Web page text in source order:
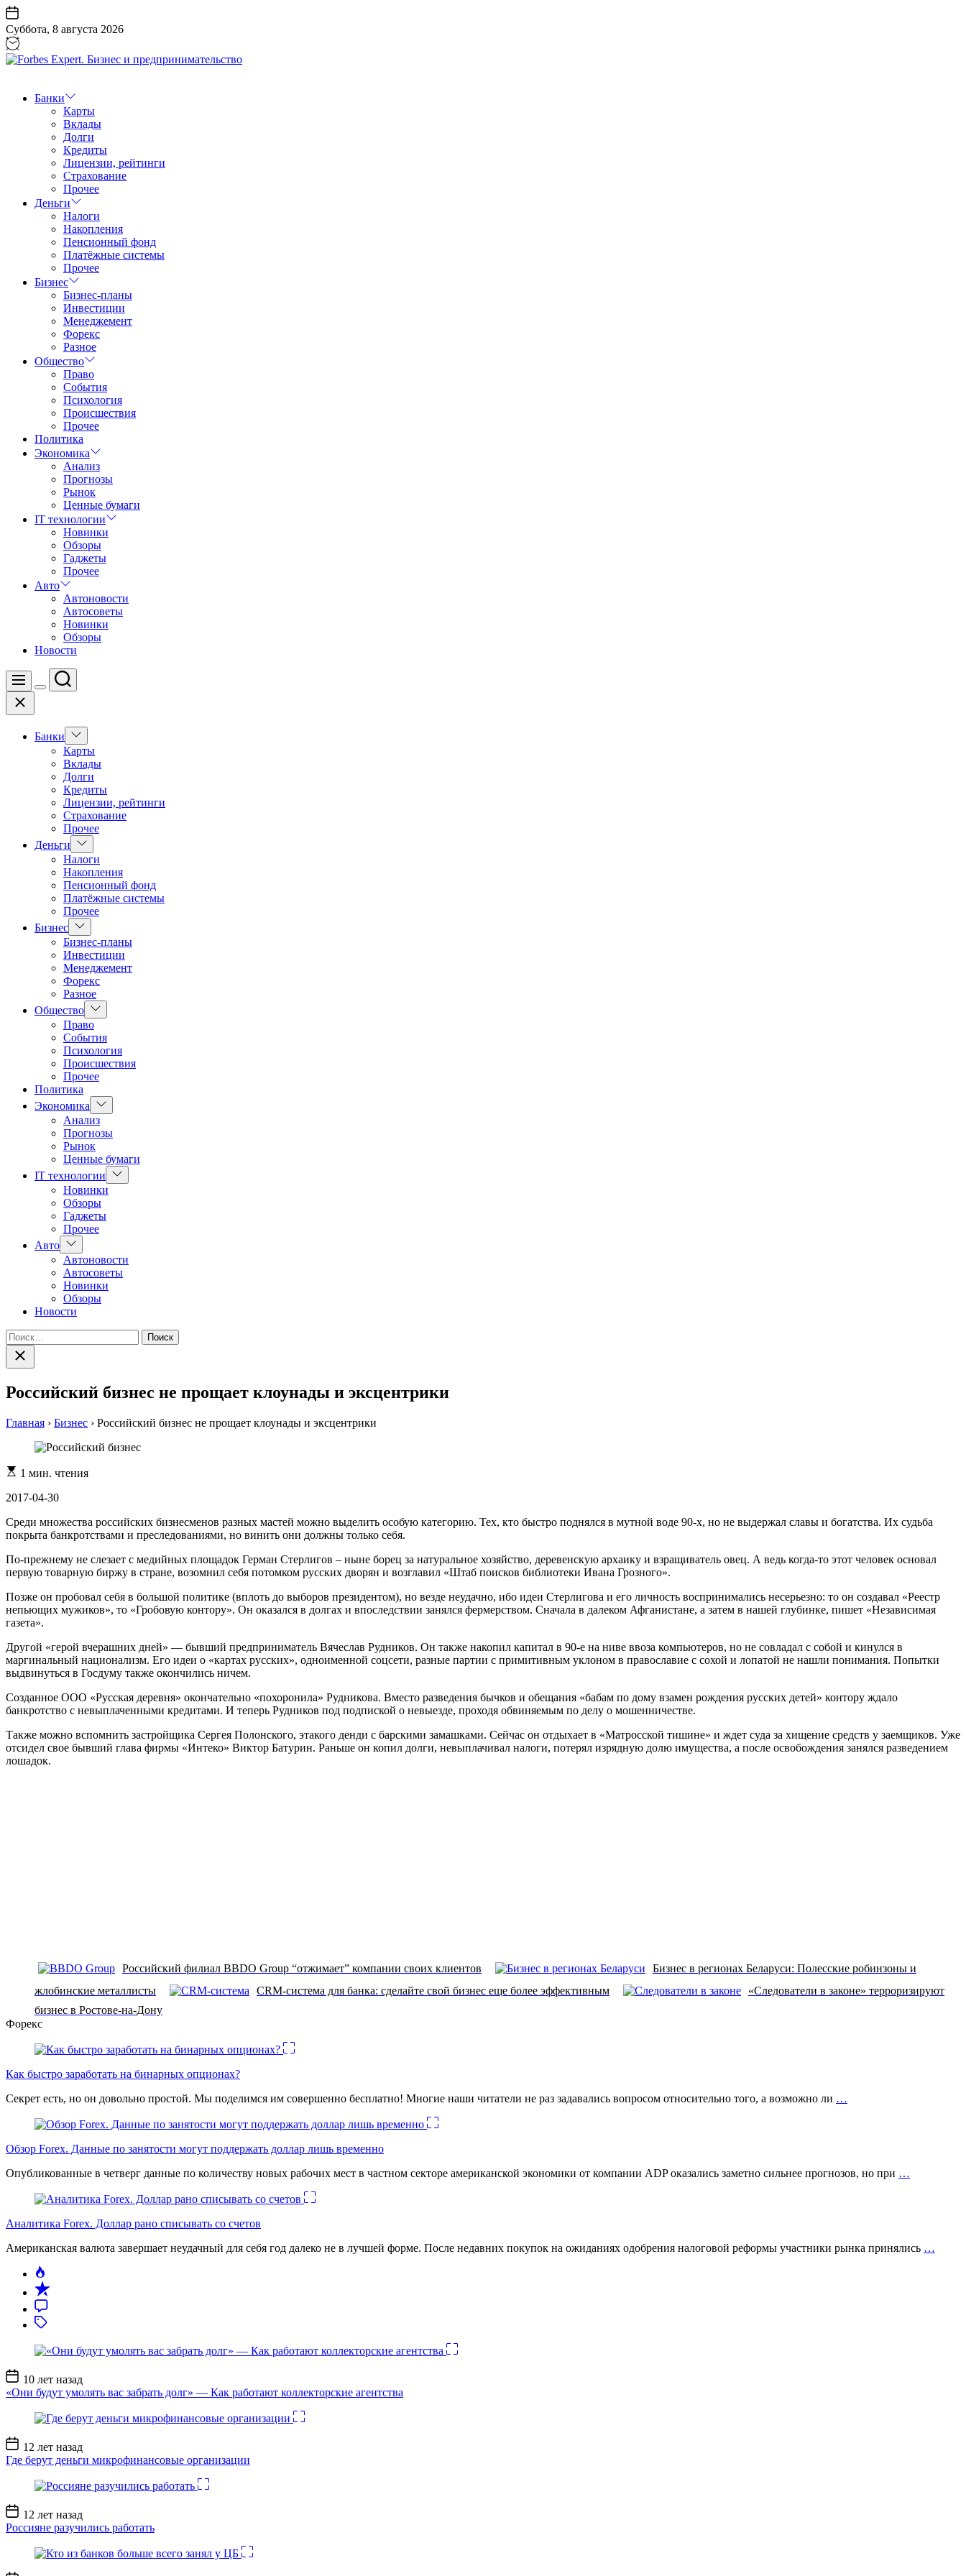
Перейти
к
содержанию
Суббота, 8 августа 2026
Бизнес
предпринимательство
Банки
Карты
Вклады
Долги
Кредиты
Лицензии, рейтинги
Страхование
Прочее
Деньги
Налоги
Накопления
Пенсионный фонд
Платёжные системы
Прочее
Бизнес
Бизнес-планы
Инвестиции
Менеджемент
Форекс
Разное
Общество
Право
События
Психология
Происшествия
Прочее
Политика
Экономика
Анализ
Прогнозы
Рынок
Ценные бумаги
IT технологии
Новинки
Обзоры
Гаджеты
Прочее
Авто
Автоновости
Автосоветы
Новинки
Обзоры
Новости
Меню
Цвет
Поиск
Закрыть
Банки
Показать
подменю
Карты
Вклады
Долги
Кредиты
Лицензии, рейтинги
Страхование
Прочее
Деньги
Показать
подменю
Налоги
Накопления
Пенсионный фонд
Платёжные системы
Прочее
Бизнес Показать
подменю
Бизнес-планы
Инвестиции
Менеджемент
Форекс
Разное
Общество Показать
подменю
Право
События
Психология
Происшествия
Прочее
Политика
Экономика
Показать
подменю
Анализ
Прогнозы
Рынок
Ценные бумаги
IT технологии
Показать
подменю
Новинки
Обзоры
Гаджеты
Прочее
Авто Показать
подменю
Автоновости
Автосоветы
Новинки
Обзоры
Новости
Найти:
Закрыть
поиск
Российский бизнес не прощает клоунады и эксцентрики
Главная › Бизнес › Российский бизнес не прощает клоунады и эксцентрики
Расчетное
чтения
1 мин. чтения
2017-04-30
Среди множества российских бизнесменов разных мастей можно выделить особую категорию. Тех, кто быстро поднялся в мутной воде 90-х, но не выдержал славы и богатства. Их судьба
покрыта банкротствами и преследованиями, но винить они должны только себя.
По-прежнему не слезает с медийных площадок Герман Стерлигов – ныне борец за натуральное хозяйство, деревенскую архаику и взращиватель овец. А ведь когда-то этот человек основал
первую товарную биржу в стране, возомнил себя потомком русских дворян и возглавил «Штаб поисков библиотеки Ивана Грозного».
Позже он пробовал себя в большой политике (вплоть до выборов президентом), но везде неудачно, ибо идеи Стерлигова и его личность воспринимались несерьезно: то он создавал «Реестр
непьющих мужиков», то «Гробовую контору». Он оказался в долгах и впоследствии занялся фермерством. Сначала в далеком Афганистане, а затем в нашей глубинке, пишет «Независимая
газета».
Другой «герой вчерашних дней» — бывший предприниматель Вячеслав Рудников. Он также накопил капитал в 90-е на ниве ввоза компьютеров, но не совладал с собой и кинулся в
маргинальный национализм. Его идеи о «картах русских», одноименной соцсети, разные партии с примитивным уклоном в православие с сохой и лопатой не нашли понимания. Попытки
выдвинуться в Госдуму также окончились ничем.
Созданное ООО «Русская деревня» окончательно «похоронила» Рудникова. Вместо разведения бычков и обещания «бабам по дому взамен рождения русских детей» контору ждало
банкротство с невыплаченными кредитами. И теперь Рудников под подпиской о невыезде, проходя обвиняемым по делу о мошенничестве.
Также можно вспомнить застройщика Сергея Полонского, этакого денди с барскими замашками. Сейчас он отдыхает в «Матросской тишине» и ждет суда за хищение средств у заемщиков. Уже
отсидел свое бывший глава фирмы «Интеко» Виктор Батурин. Раньше он копил долги, невыплачивал налоги, потерял изрядную долю имущества, а после освобождения занялся разведением
лошадок.
Российский филиал BBDO Group “отжимает” компании своих клиентов
Бизнес в регионах Беларуси: Полесские робинзоны и
жлобинские металлисты
CRM-система для банка: сделайте свой бизнес еще более эффективным
«Следователи в законе» терроризируют
бизнес в Ростове-на-Дону
Форекс
Как быстро заработать на бинарных опционах?
Секрет есть, но он довольно простой. Мы поделимся им совершенно бесплатно! Многие наши читатели не раз задавались вопросом относительно того, а возможно ли …
Обзор Forex. Данные по занятости могут поддержать доллар лишь временно
Опубликованные в четверг данные по количеству новых рабочих мест в частном секторе американской экономики от компании ADP оказались заметно сильнее прогнозов, но при …
Аналитика Forex. Доллар рано списывать со счетов
Американская валюта завершает неудачный для себя год далеко не в лучшей форме. После недавних покупок на ожиданиях одобрения налоговой реформы участники рынка принялись …
Дата
записи
10 лет назад
«Они будут умолять вас забрать долг» — Как работают коллекторские агентства
Дата
записи
12 лет назад
Где берут деньги микрофинансовые организации
Дата
записи
12 лет назад
Россияне разучились работать